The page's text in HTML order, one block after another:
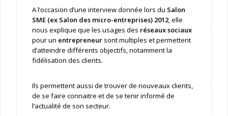
A l’occasion d’une interview donnée lors du Salon
SME (ex Salon des micro-entreprises) 2012, elle
nous explique que les usages des réseaux sociaux
pour un entrepreneursont multiples et permettent
d’atteindre différents objectifs, notamment la
fidélisation des clients.
Ils permettent aussi de trouver de nouveaux clients,
de se faire connaitre et de se tenir informé de
l’actualité de son secteur.